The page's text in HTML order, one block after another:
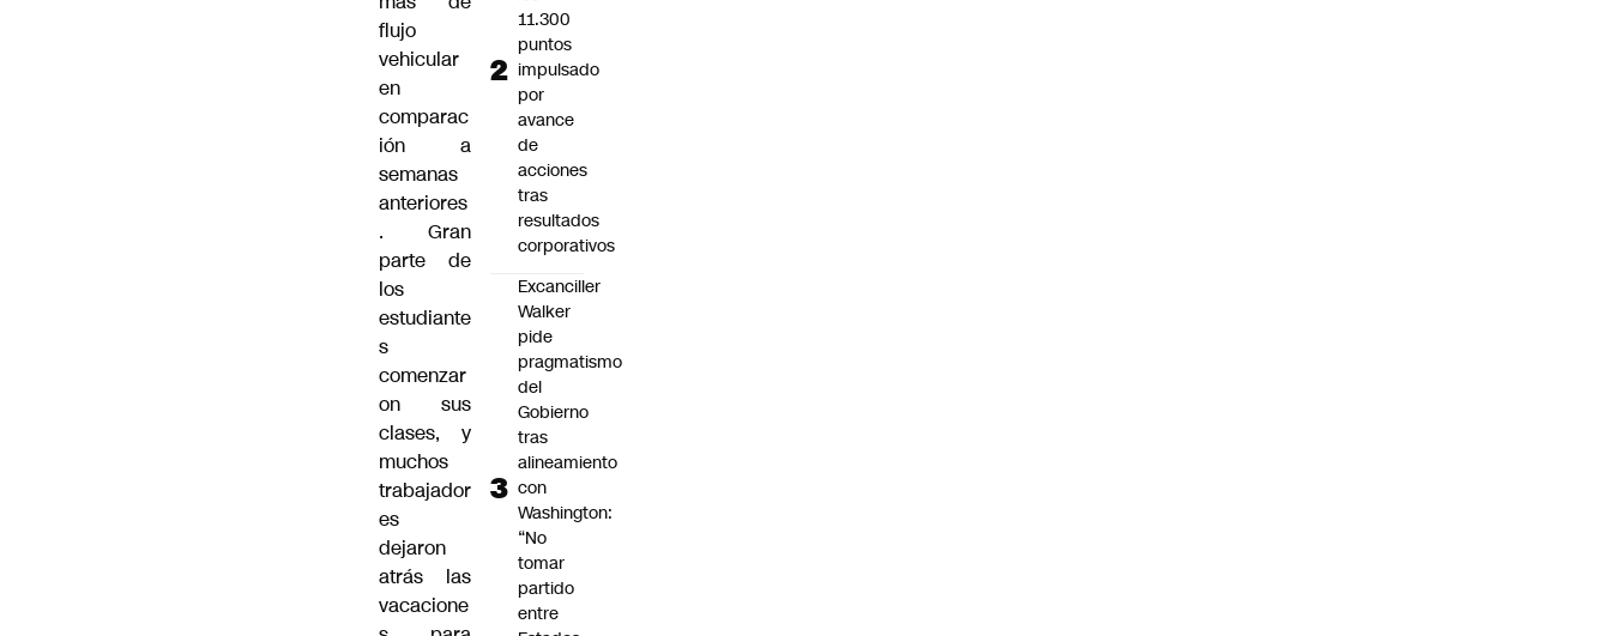
flujo
vehicular
en
comparac
ión a
semanas
anteriores
. Gran
parte de
los
estudiante
s
comenzar
on sus
clases, y
muchos
trabajador
es
dejaron
atrás las
vacacione
11.300
puntos
impulsado
por
avance
de
acciones
tras
resultados
corporativos
Excanciller
Walker
pide
pragmatismo
del
Gobierno
tras
alineamiento
con
Washington:
“No
tomar
partido
entre